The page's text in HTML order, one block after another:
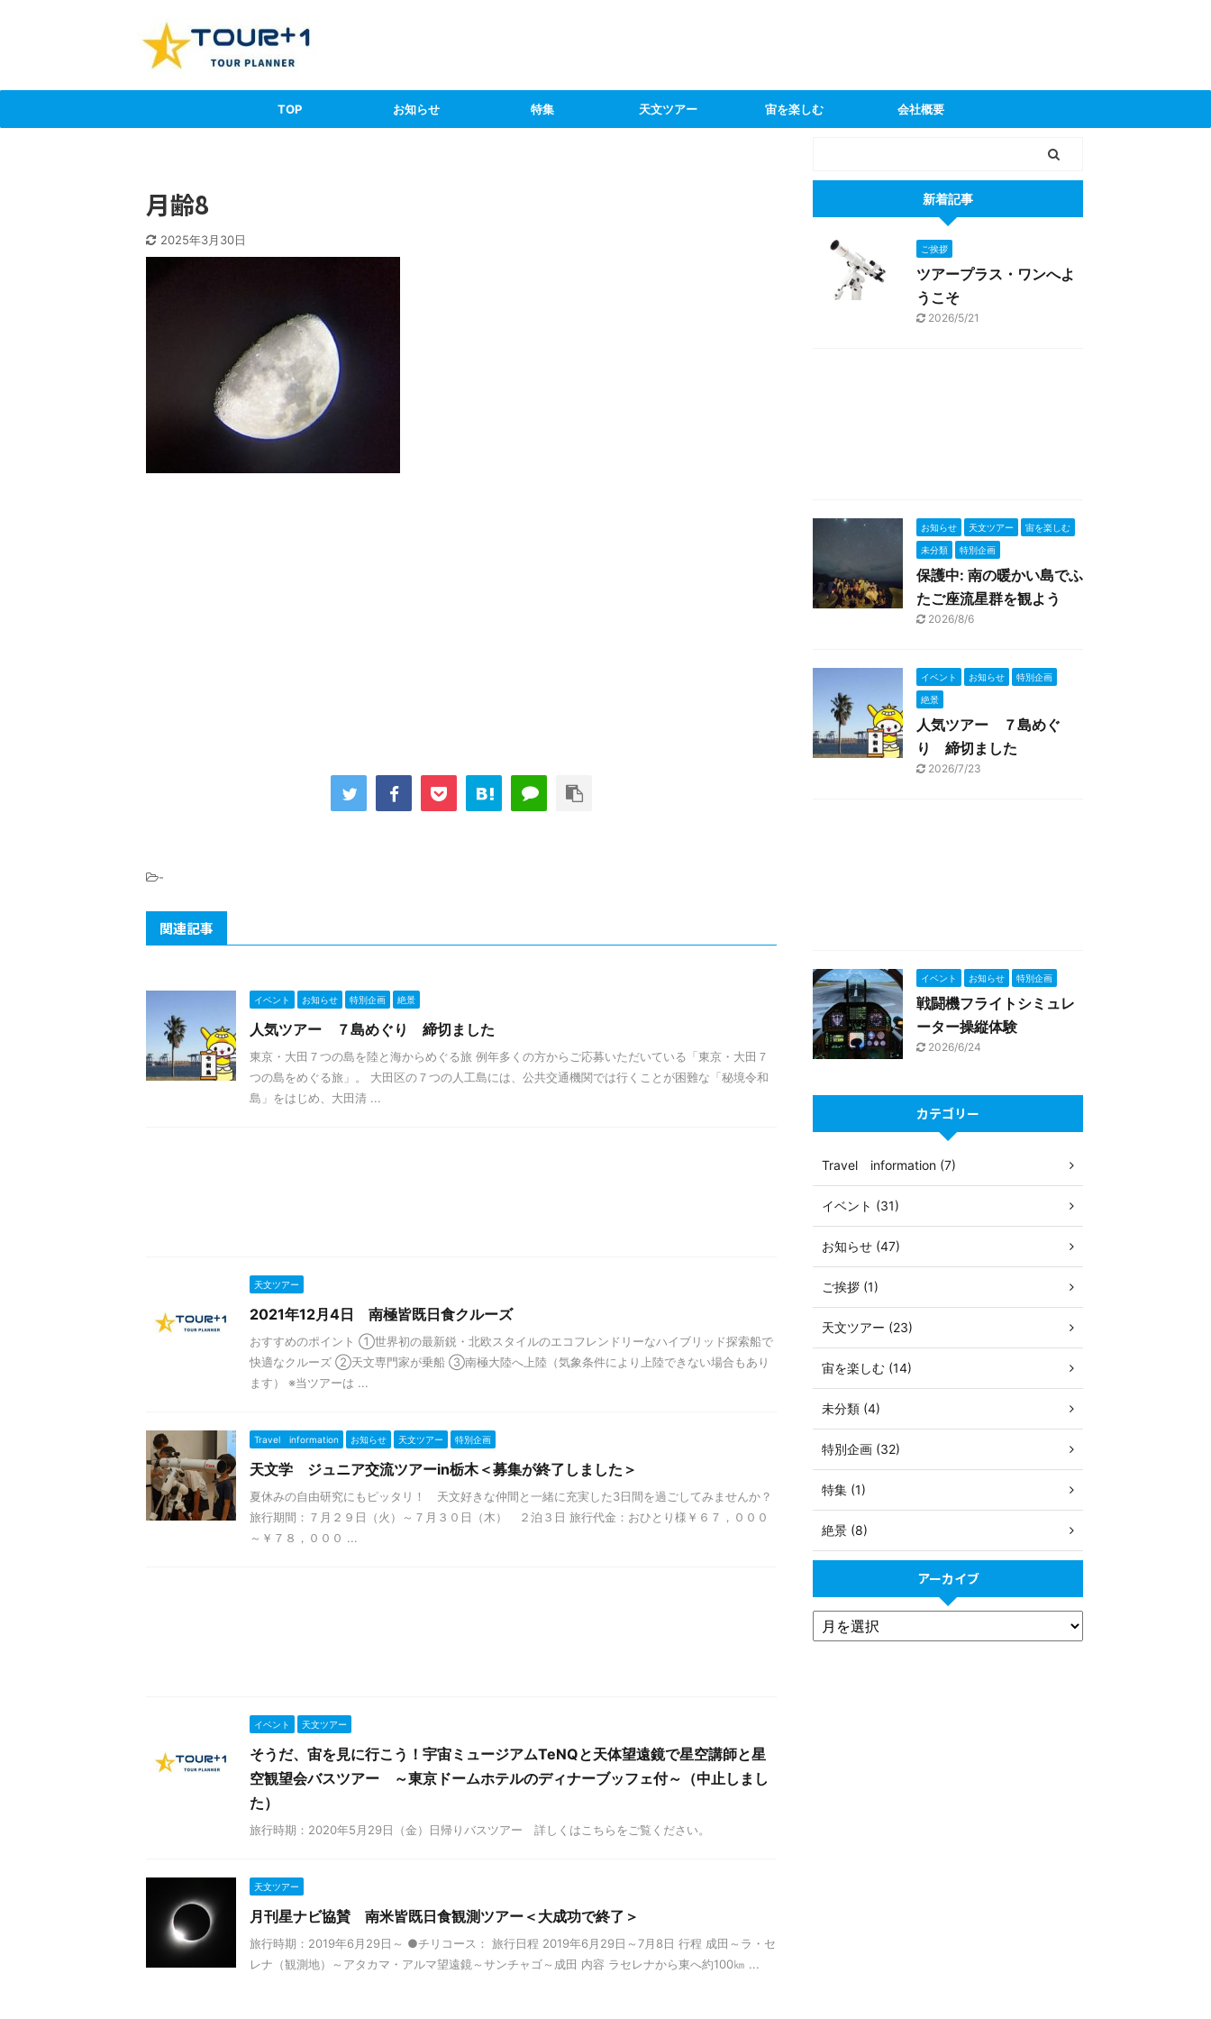
TOP お知らせ 特集 天文ツアー 宙を楽しむ 会社概要
月齢8
2025年3月30日
-
関連記事
イベント お知らせ 特別企画 絶景
人気ツアー ７島めぐり 締切ました
東京・大田７つの島を陸と海からめぐる旅 例年多くの方からご応募いただいている「東京・大田７
つの島をめぐる旅」。 大田区の７つの人工島には、公共交通機関では行くことが困難な「秘境令和
島」をはじめ、大田清 ...
天文ツアー
2021年12月4日 南極皆既日食クルーズ
おすすめのポイント ①世界初の最新鋭・北欧スタイルのエコフレンドリーなハイブリッド探索船で
快適なクルーズ ②天文専門家が乗船 ③南極大陸へ上陸（気象条件により上陸できない場合もあり
ます） ※当ツアーは ...
Travel information お知らせ 天文ツアー 特別企画
天文学 ジュニア交流ツアーin栃木＜募集が終了しました＞
夏休みの自由研究にもピッタリ！ 天文好きな仲間と一緒に充実した3日間を過ごしてみませんか？
旅行期間：７月２９日（火）～７月３０日（木） ２泊３日 旅行代金：おひとり様￥６７，０００
～￥７８，０００ ...
イベント 天文ツアー
そうだ、宙を見に行こう！宇宙ミュージアムTeNQと天体望遠鏡で星空講師と星
空観望会バスツアー ～東京ドームホテルのディナーブッフェ付～（中止しまし
た）
旅行時期：2020年5月29日（金）日帰りバスツアー 詳しくはこちらをご覧ください。
天文ツアー
月刊星ナビ協賛 南米皆既日食観測ツアー＜大成功で終了＞
旅行時期：2019年6月29日～ ●チリコース： 旅行日程 2019年6月29日～7月8日 行程 成田～ラ・セ
レナ（観測地）～アタカマ・アルマ望遠鏡～サンチャゴ～成田 内容 ラセレナから東へ約100㎞ ...
新着記事
ご挨拶
ツアープラス・ワンへよ
うこそ
2026/5/21
お知らせ 天文ツアー 宙を楽しむ
未分類 特別企画
保護中: 南の暖かい島でふ
たご座流星群を観よう
2026/8/6
イベント お知らせ 特別企画
絶景
人気ツアー ７島めぐ
り 締切ました
2026/7/23
イベント お知らせ 特別企画
戦闘機フライトシミュレ
ーター操縦体験
2026/6/24
カテゴリー
Travel information (7)
イベント (31)
お知らせ (47)
ご挨拶 (1)
天文ツアー (23)
宙を楽しむ (14)
未分類 (4)
特別企画 (32)
特集 (1)
絶景 (8)
アーカイブ